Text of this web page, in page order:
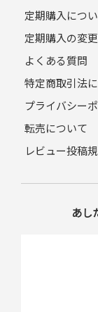
定期購入につ
定期購入の変
よくある質問
特定商取引法
プライバシー
転売について
レビュー投稿
あし